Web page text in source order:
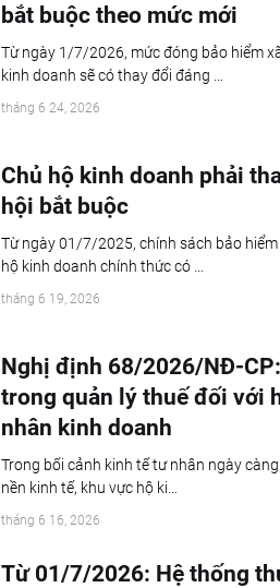
bắt buộc theo mức mới
Từ ngày 1/7/2026, mức đóng bảo hiểm
kinh doanh sẽ có thay đổi đáng …
tháng 6 24, 2026
Chủ hộ kinh doanh phải
hội bắt buộc
Từ ngày 01/7/2025, chính sách bảo
hộ kinh doanh chính thức có …
tháng 6 19, 2026
Nghị định 68/2026/NĐ-
trong quản lý thuế đối với
nhân kinh doanh
Trong bối cảnh kinh tế tư nhân ngày
nền kinh tế, khu vực hộ ki…
tháng 6 16, 2026
Từ 01/7/2026: Hệ thống